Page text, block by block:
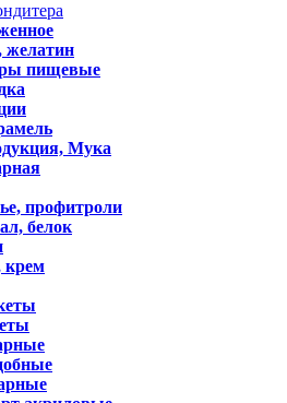
желатин
пищевые
Мука
профитроли
белок
крем